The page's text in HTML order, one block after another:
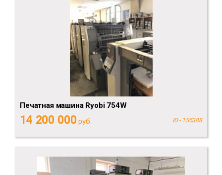
Печатная машина Ryobi 754W
14 200 000 руб. ID - 155388